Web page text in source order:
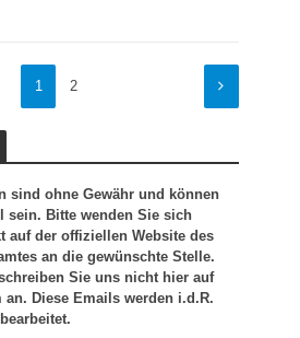
1 2
sind ohne Gewähr und können
sein. Bitte wenden Sie sich
auf der offiziellen Website des
an die gewünschte Stelle.
Sie uns nicht hier auf
an. Diese Emails werden i.d.R.